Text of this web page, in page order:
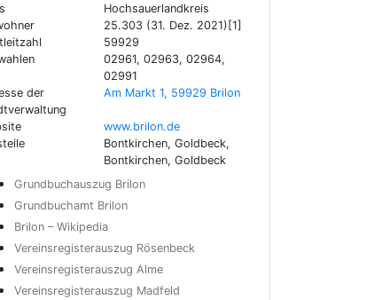
Hochsauerlandkreis
25.303 (31. Dez. 2021)[1]
59929
02961, 02963, 02964,
02991
der
Am Markt 1, 59929 Brilon
www.brilon.de
Bontkirchen, Goldbeck,
Bontkirchen, Goldbeck
Grundbuchauszug Brilon
Grundbuchamt Brilon
Brilon – Wikipedia
Vereinsregisterauszug Rösenbeck
Vereinsregisterauszug Alme
Vereinsregisterauszug Madfeld